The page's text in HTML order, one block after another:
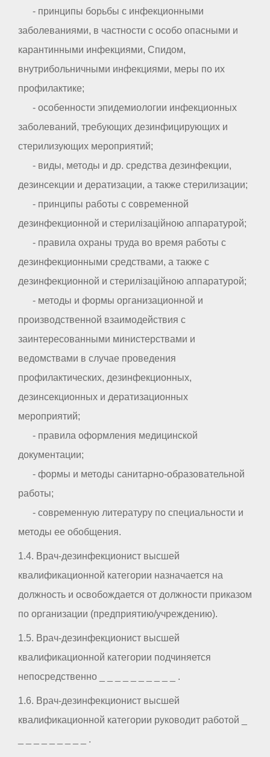
- принципы борьбы с инфекционными
заболеваниями, в частности с особо опасными и
карантинными инфекциями, Спидом,
внутрибольничными инфекциями, меры по их
профилактике;
- особенности эпидемиологии инфекционных
заболеваний, требующих дезинфицирующих и
стерилизующих мероприятий;
- виды, методы и др. средства дезинфекции,
дезинсекции и дератизации, а также стерилизации;
- принципы работы с современной
дезинфекционной и стерилізаційною аппаратурой;
- правила охраны труда во время работы с
дезинфекционными средствами, а также с
дезинфекционной и стерилізаційною аппаратурой;
- методы и формы организационной и
производственной взаимодействия с
заинтересованными министерствами и
ведомствами в случае проведения
профилактических, дезинфекционных,
дезинсекционных и дератизационных
мероприятий;
- правила оформления медицинской
документации;
- формы и методы санитарно-образовательной
работы;
- современную литературу по специальности и
методы ее обобщения.
1.4. Врач-дезинфекционист высшей
квалификационной категории назначается на
должность и освобождается от должности приказом
по организации (предприятию/учреждению).
1.5. Врач-дезинфекционист высшей
квалификационной категории подчиняется
непосредственно _ _ _ _ _ _ _ _ _ _ .
1.6. Врач-дезинфекционист высшей
квалификационной категории руководит работой _
_ _ _ _ _ _ _ _ _ .